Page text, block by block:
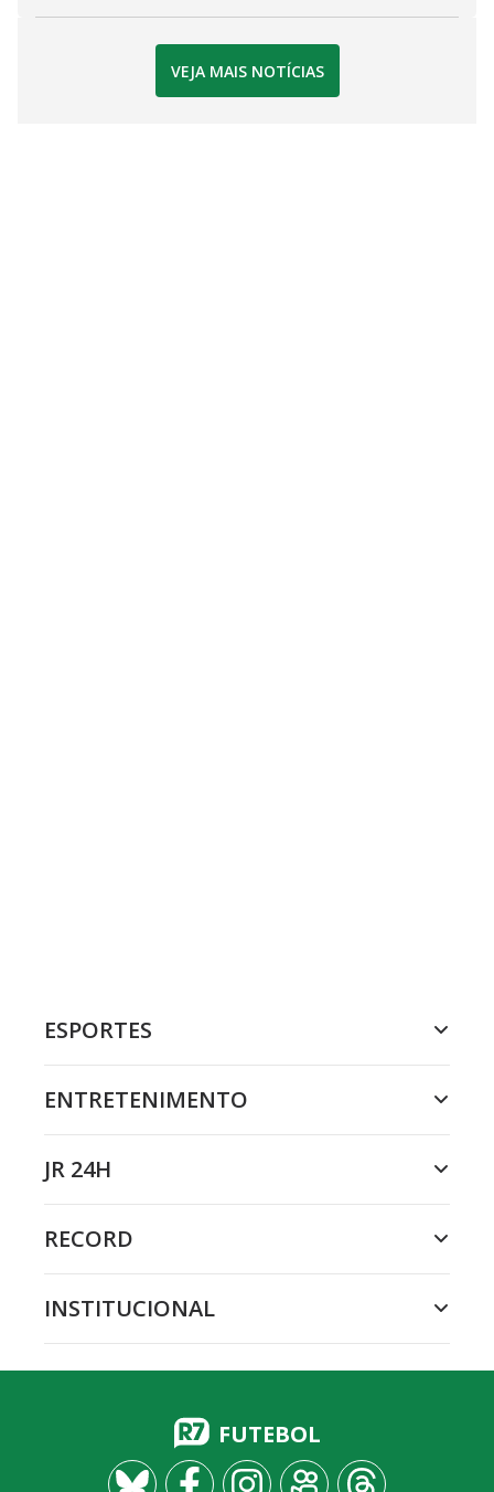
VEJA MAIS NOTÍCIAS
ESPORTES
ENTRETENIMENTO
JR 24H
RECORD
INSTITUCIONAL
FUTEBOL